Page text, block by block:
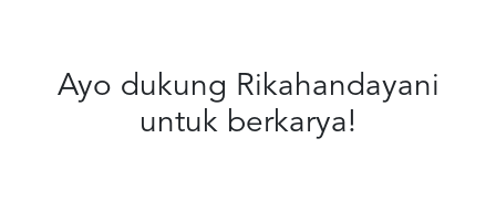
Ayo dukung Rikahandayani
untuk berkarya!